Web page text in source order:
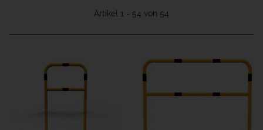
Artikel 1 - 54 von 54